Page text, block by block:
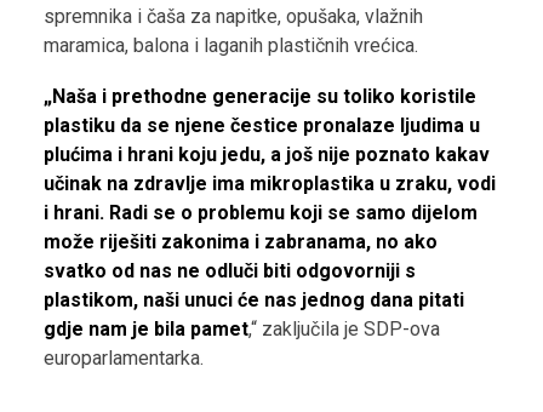
spremnika i čaša za napitke, opušaka, vlažnih
maramica, balona i laganih plastičnih vrećica.
„Naša i prethodne generacije su toliko koristile
plastiku da se njene čestice pronalaze ljudima u
plućima i hrani koju jedu, a još nije poznato kakav
učinak na zdravlje ima mikroplastika u zraku, vodi
i hrani. Radi se o problemu koji se samo dijelom
može riješiti zakonima i zabranama, no ako
svatko od nas ne odluči biti odgovorniji s
plastikom, naši unuci će nas jednog dana pitati
gdje nam je bila pamet,“ zaključila je SDP-ova
europarlamentarka.